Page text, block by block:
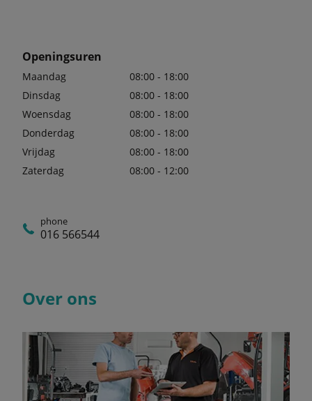
Openingsuren
Maandag
08:00 - 18:00
Dinsdag
08:00 - 18:00
Woensdag
08:00 - 18:00
Donderdag
08:00 - 18:00
Vrijdag
08:00 - 18:00
Zaterdag
08:00 - 12:00
phone
016 566544
Over ons